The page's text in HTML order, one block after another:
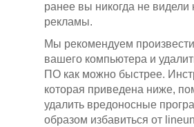
ранее вы никогда не видели
рекламы.
Мы рекомендуем произвести
вашего компьютера и
ПО как можно быстрее.
которая приведена ниже,
удалить вредоносные
образом избавиться от